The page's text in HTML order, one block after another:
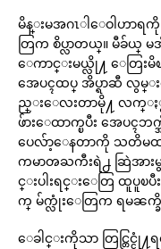
မိန္းမအဂၤါေဝါဟာရ
တြက စိပ္လာတယ္။ မီခ်ယ္
ေကာင္းမယ္လို႔ ေတြး
အေပၚထပ္ အိပ္ရာဆီ လွမ္
ည္းေလးတာမို႔ လက္ႏွစ္
ဖ်ားေထာက္ၿပီး အေပၚ
ပေလ်ာ့ေနတာကို သတိမထ
ကမာၻႀကီးရဲ႕ ဆြဲအားမွ
င္းပါးရင္းေတြ ထူပူ
က္ မ်က္လုံးေတြက ရမၼက္
ေခါင္းကိုသာ တြင္တြင္ငုံ႔